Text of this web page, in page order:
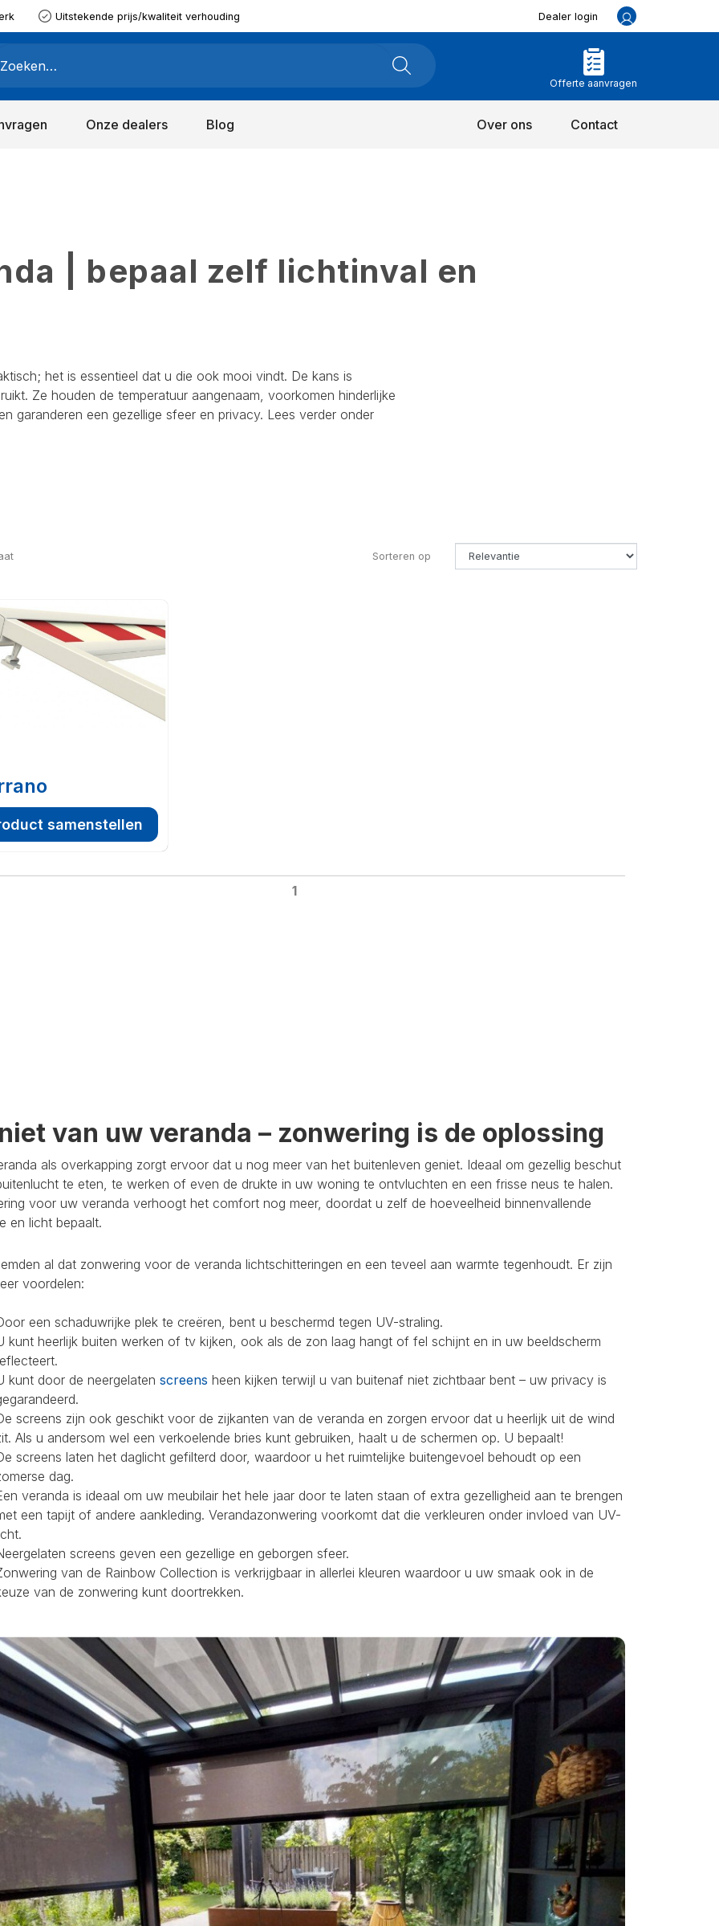
Uitstekende prijs/kwaliteit verhouding Dealer login
Offerte aanvragen
Onze dealers Blog Over ons Contact
| bepaal zelf lichtinval en
het is essentieel dat u die ook mooi vindt. De kans is
Ze houden de temperatuur aangenaam, voorkomen hinderlijke
garanderen een gezellige sfeer en privacy. Lees verder onder
Sorteren op
samenstellen
1
van uw veranda – zonwering is de oplossing
als overkapping zorgt ervoor dat u nog meer van het buitenleven geniet. Ideaal om gezellig beschut
te eten, te werken of even de drukte in uw woning te ontvluchten en een frisse neus te halen.
voor uw veranda verhoogt het comfort nog meer, doordat u zelf de hoeveelheid binnenvallende
en licht bepaalt.
al dat zonwering voor de veranda lichtschitteringen en een teveel aan warmte tegenhoudt. Er zijn
voordelen:
een schaduwrijke plek te creëren, bent u beschermd tegen UV-straling.
kunt heerlijk buiten werken of tv kijken, ook als de zon laag hangt of fel schijnt en in uw beeldscherm
kunt door de neergelaten screens heen kijken terwijl u van buitenaf niet zichtbaar bent – uw privacy is
screens zijn ook geschikt voor de zijkanten van de veranda en zorgen ervoor dat u heerlijk uit de wind
Als u andersom wel een verkoelende bries kunt gebruiken, haalt u de schermen op. U bepaalt!
screens laten het daglicht gefilterd door, waardoor u het ruimtelijke buitengevoel behoudt op een
dag.
veranda is ideaal om uw meubilair het hele jaar door te laten staan of extra gezelligheid aan te brengen
een tapijt of andere aankleding. Verandazonwering voorkomt dat die verkleuren onder invloed van UV-
screens geven een gezellige en geborgen sfeer.
van de Rainbow Collection is verkrijgbaar in allerlei kleuren waardoor u uw smaak ook in de
van de zonwering kunt doortrekken.